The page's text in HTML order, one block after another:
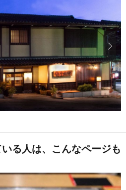
る人は、こんなページも